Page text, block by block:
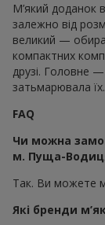
М’який доданок
залежно від
великий —
компактних
друзі. Головне
затьмарювала їх.
FAQ
Чи можна
м. Пуща-
Так. Ви можете
Які бренди